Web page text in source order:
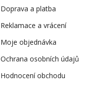
Doprava a platba
Reklamace a vrácení
Moje objednávka
Ochrana osobních údajů
Hodnocení obchodu